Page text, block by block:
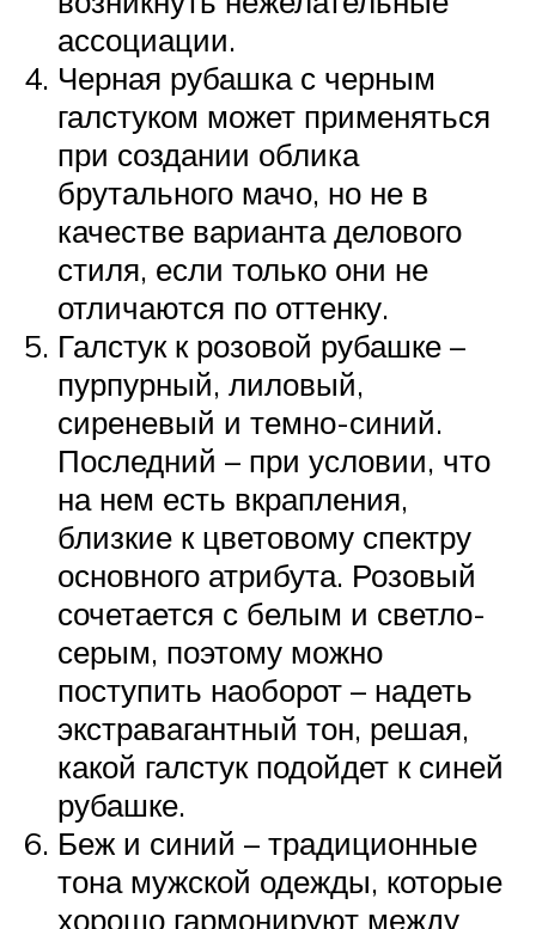
ассоциации.
Черная рубашка с черным
галстуком может применяться
при создании облика
брутального мачо, но не в
качестве варианта делового
стиля, если только они не
отличаются по оттенку.
Галстук к розовой рубашке –
пурпурный, лиловый,
сиреневый и темно-синий.
Последний – при условии, что
на нем есть вкрапления,
близкие к цветовому спектру
основного атрибута. Розовый
сочетается с белым и светло-
серым, поэтому можно
поступить наоборот – надеть
экстравагантный тон, решая,
какой галстук подойдет к синей
рубашке.
Беж и синий – традиционные
тона мужской одежды, которые
хорошо гармонируют между